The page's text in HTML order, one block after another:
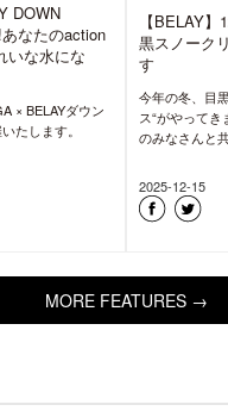
DOWN
なたのaction
いな水にな
× BELAYダウン
たします。
【BELAY
黒スノーク
す
今年の冬、目
ス“がやって
のみなさんと
2025-12-15
MORE FEATURES →